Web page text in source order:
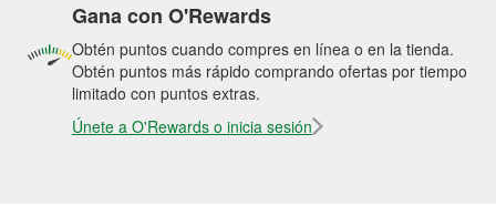
Gana con O'Rewards
Obtén puntos cuando compres en línea o en la tienda.
Obtén puntos más rápido comprando ofertas por tiempo
limitado con puntos extras.
Únete a O'Rewards o inicia sesión